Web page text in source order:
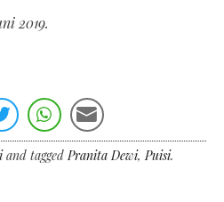
2019.
and taggedPranita Dewi,Puisi.